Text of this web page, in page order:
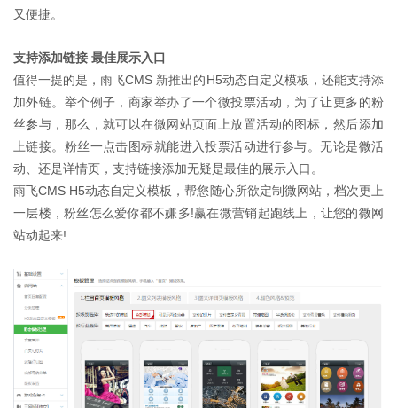
又便捷。
支持添加链接 最佳展示入口
值得一提的是，雨飞CMS 新推出的H5动态自定义模板，还能支持添
加外链。举个例子，商家举办了一个微投票活动，为了让更多的粉
丝参与，那么，就可以在微网站页面上放置活动的图标，然后添加
上链接。粉丝一点击图标就能进入投票活动进行参与。无论是微活
动、还是详情页，支持链接添加无疑是最佳的展示入口。
雨飞CMS H5动态自定义模板，帮您随心所欲定制微网站，档次更上
一层楼，粉丝怎么爱你都不嫌多!赢在微营销起跑线上，让您的微网
站动起来!